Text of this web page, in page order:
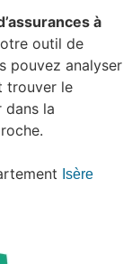
à
outil de
pouvez analyser
trouver le
dans la
Isère